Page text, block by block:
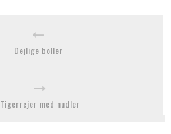
Dejlige boller
Tigerrejer med nudler